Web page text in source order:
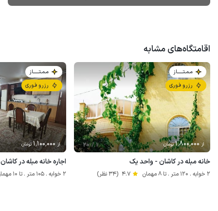
اقامتگاه‌های مشابه
مـمـتــــــاز
رزرو فوری
از 1٬800٬000تومان
خانه مبله در کاشان - واحد یک
2 خوابه . 120 متر . تا 8 مهمان 4.7 (34 نظر)
مـمـتــــــاز
رزرو فوری
از 1٬100٬000تومان
اجاره خانه مبله در کاشان
2 خوابه . 105 متر . تا 10 مهمان